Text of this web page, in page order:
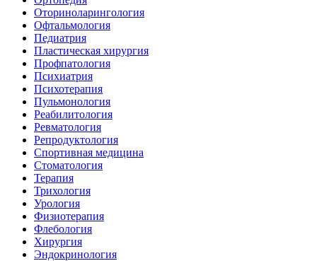
Оториноларингология
Офтальмология
Педиатрия
Пластическая хирургия
Профпатология
Психиатрия
Психотерапия
Пульмонология
Реабилитология
Ревматология
Репродуктология
Спортивная медицина
Стоматология
Терапия
Трихология
Урология
Физиотерапия
Флебология
Хирургия
Эндокринология